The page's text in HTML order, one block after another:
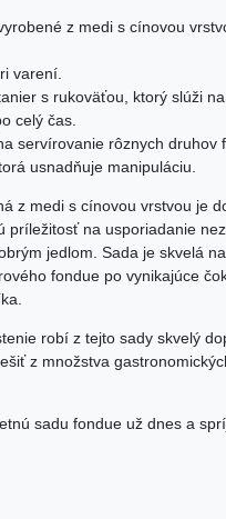
z medi s cínovou
varení.
s rukoväťou, ktorý slúži
celý čas.
servírovanie rôznych druhov
usnadňuje manipuláciu.
z medi s cínovou vrstvou je
príležitosť na usporiadanie
jedlom. Sada je skvelá
fondue po vynikajúce
robí z tejto sady skvelý
z množstva
sadu fondue už dnes a